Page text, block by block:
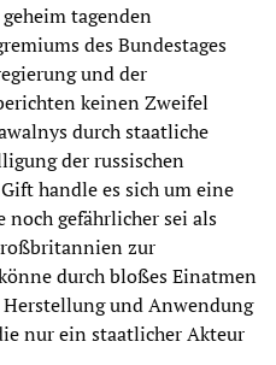
tagenden
des Bundestages
und der
keinen Zweifel
durch staatliche
der russischen
handle es sich um eine
noch gefährlicher sei als
zur
durch bloßes Einatmen
und Anwendung
nur ein staatlicher Akteur